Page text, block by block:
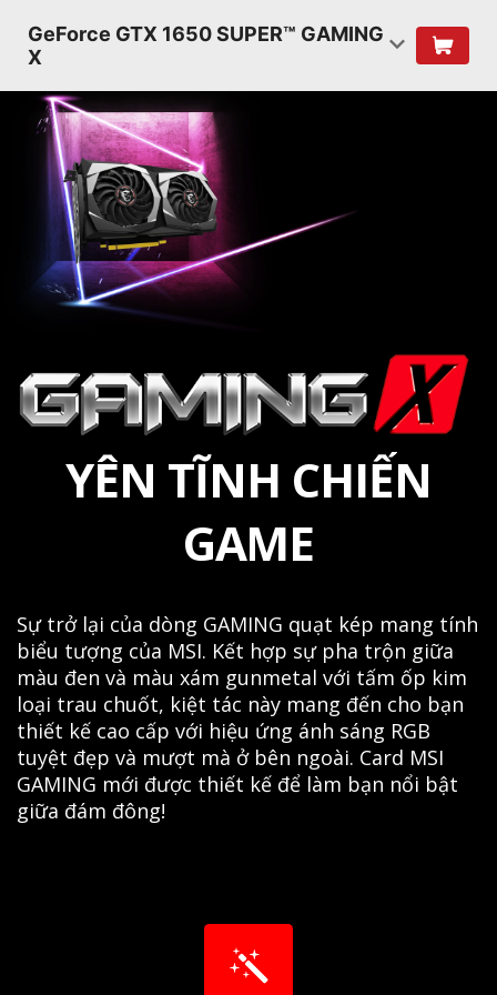
GeForce GTX 1650 SUPER™ GAMING
X
YÊN TĨNH CHIẾN
GAME
Sự trở lại của dòng GAMING quạt kép mang tính
biểu tượng của MSI. Kết hợp sự pha trộn giữa
màu đen và màu xám gunmetal với tấm ốp kim
loại trau chuốt, kiệt tác này mang đến cho bạn
thiết kế cao cấp với hiệu ứng ánh sáng RGB
tuyệt đẹp và mượt mà ở bên ngoài. Card MSI
GAMING mới được thiết kế để làm bạn nổi bật
giữa đám đông!